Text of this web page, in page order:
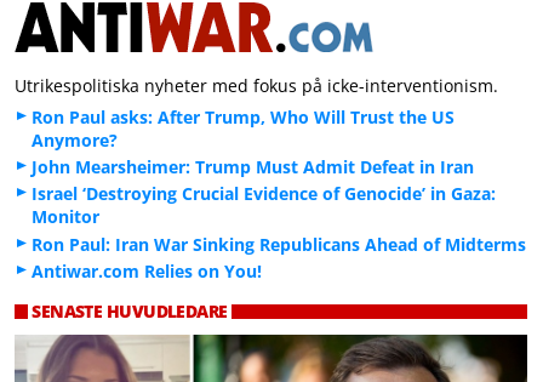
Utrikespolitiska nyheter med fokus på icke-interventionism.
Ron Paul asks: After Trump, Who Will Trust the US
Anymore?
John Mearsheimer: Trump Must Admit Defeat in Iran
Israel ‘Destroying Crucial Evidence of Genocide’ in Gaza:
Monitor
Ron Paul: Iran War Sinking Republicans Ahead of Midterms
Antiwar.com Relies on You!
SENASTE HUVUDLEDARE